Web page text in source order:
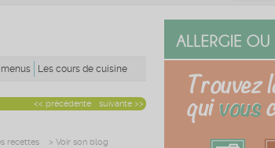
menus Les cours de cuisine
suivante >>
<< précédente
recettes > Voir son blog